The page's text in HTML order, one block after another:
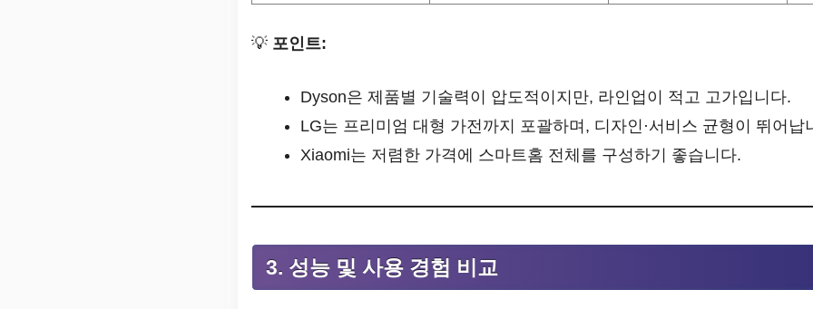
💡 포인트:
Dyson은 제품별 기술력이 압도적이지만, 라인업이 적고 고가입니다.
LG는 프리미엄 대형 가전까지 포괄하며, 디자인·서비스 균형이 뛰어납
Xiaomi는 저렴한 가격에 스마트홈 전체를 구성하기 좋습니다.
3. 성능 및 사용 경험 비교